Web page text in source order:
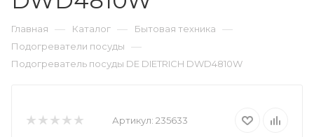
Главная — Каталог — Бытовая техника —
Подогреватели посуды —
Подогреватель посуды DE DIETRICH DWD4810W
Артикул: 235633